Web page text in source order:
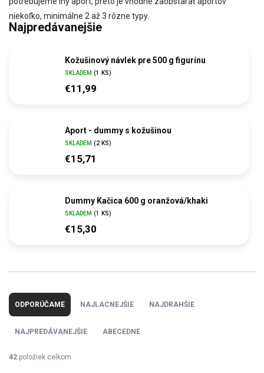
niekoľko, minimálne 2 až 3 rôzne typy.
Najpredávanejšie
Kožušinový návlek pre 500 g figurínu
SKLADEM (1 KS)
€11,99
Aport - dummy s kožušinou
SKLADEM (2 KS)
€15,71
Dummy Kačica 600 g oranžová/khaki
SKLADEM (1 KS)
€15,30
R
d
i
ODPORÚČAME NAJLACNEJŠIE NAJDRAHŠIE
NAJPREDÁVANEJŠIE ABECEDNE
42 položiek celkom